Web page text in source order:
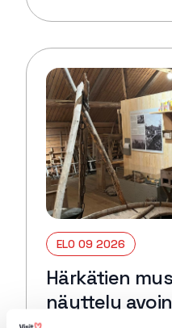
Lue lisää
ELO 09 2026
Härkätien
näyttely